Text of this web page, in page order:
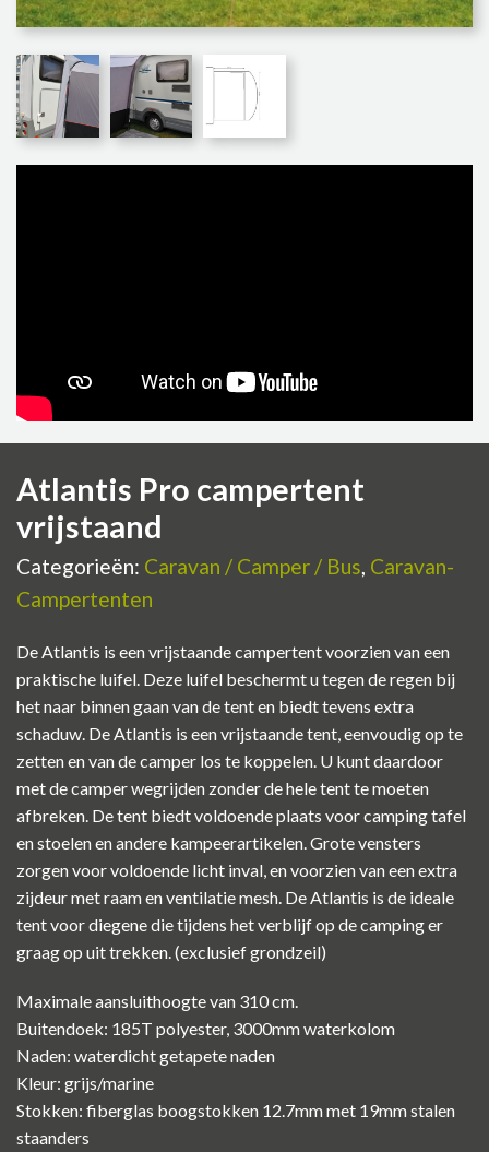
Atlantis Pro campertent
vrijstaand
Categorieën: Caravan / Camper / Bus, Caravan-
Campertenten
De Atlantis is een vrijstaande campertent voorzien van een
praktische luifel. Deze luifel beschermt u tegen de regen bij
het naar binnen gaan van de tent en biedt tevens extra
schaduw. De Atlantis is een vrijstaande tent, eenvoudig op te
zetten en van de camper los te koppelen. U kunt daardoor
met de camper wegrijden zonder de hele tent te moeten
afbreken. De tent biedt voldoende plaats voor camping tafel
en stoelen en andere kampeerartikelen. Grote vensters
zorgen voor voldoende licht inval, en voorzien van een extra
zijdeur met raam en ventilatie mesh. De Atlantis is de ideale
tent voor diegene die tijdens het verblijf op de camping er
graag op uit trekken. (exclusief grondzeil)
Maximale aansluithoogte van 310 cm.
Buitendoek: 185T polyester, 3000mm waterkolom
Naden: waterdicht getapete naden
Kleur: grijs/marine
Stokken: fiberglas boogstokken 12.7mm met 19mm stalen
staanders